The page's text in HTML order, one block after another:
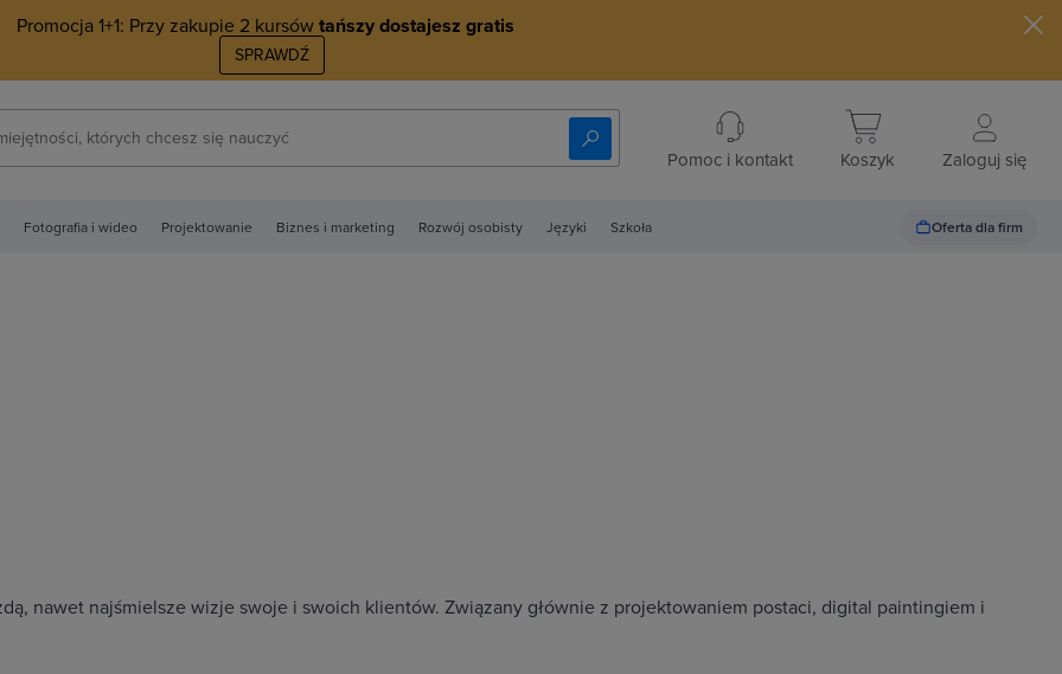
Promocja 1+1: Przy zakupie 2 kursów tańszy dostajesz gratis
SPRAWDŹ
Pomoc i kontakt Koszyk Zaloguj się
Fotografia i wideo Projektowanie Biznes i marketing Rozwój osobisty Języki Szkoła Oferta dla firm
nawet najśmielsze wizje swoje i swoich klientów. Związany głównie z projektowaniem postaci, digital paintingiem i